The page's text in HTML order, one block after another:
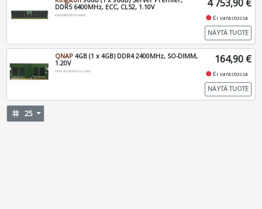
DDR5 6400MHz, ECC, CL52, 1.10V
KSM64R52BD4-96MC
4 753,90 €
fiber_manual_record Ei varastossa
NÄYTÄ TUOTE
QNAP 4GB (1 x 4GB) DDR4 2400MHz, SO-DIMM,
1.20V
RAM-4GDR4A0-SO-2400
164,90 €
fiber_manual_record Ei varastossa
NÄYTÄ TUOTE
tag 25